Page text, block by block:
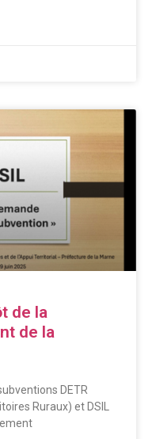
de la
de la
DETR
Ruraux) et DSIL